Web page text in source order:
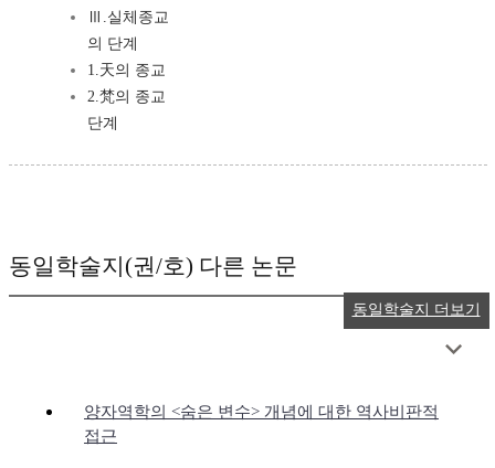
Ⅲ.실체종교
의 단계
1.天의 종교
2.梵의 종교
단계
동일학술지(권/호) 다른 논문
양자역학의 <숨은 변수> 개념에 대한 역사비판적
접근
동일학술지 더보기